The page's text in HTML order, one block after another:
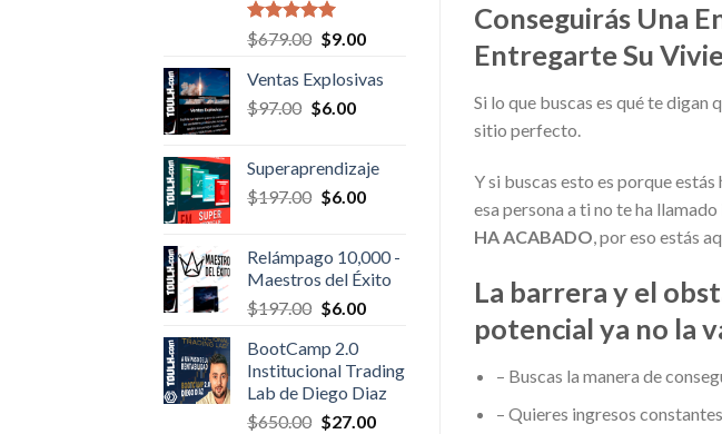
Valorado en
5.00
$679.00 Original
was:
$679.00.
$9.00Current
is:
Ventas Explosivas
$97.00 Original
$97.00.
$6.00Current
$6.00.
Superaprendizaje
$197.00 Original
$197.00.
$6.00Current
$6.00.
Relámpago 10,000 -
Maestros del Éxito
$197.00 Original
was:
$197.00.
$6.00Current
$6.00.
BootCamp 2.0
Institucional Trading
Lab de Diego Diaz
$650.00 Original
$27.00Current
Conseguirás Una
Entregarte Su
Si lo que buscas es qué te digan
sitio perfecto.
Y si buscas esto es porque
esa persona a ti no te ha
HA ACABADO, por eso estás
La barrera y el
potencial ya no la
– Buscas la manera de
– Quieres ingresos